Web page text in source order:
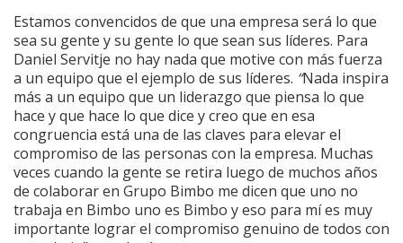
Estamos convencidos de que una empresa será lo que
sea su gente y su gente lo que sean sus líderes. Para
Daniel Servitje no hay nada que motive con más fuerza
a un equipo que el ejemplo de sus líderes. “Nada inspira
más a un equipo que un liderazgo que piensa lo que
hace y que hace lo que dice y creo que en esa
congruencia está una de las claves para elevar el
compromiso de las personas con la empresa. Muchas
veces cuando la gente se retira luego de muchos años
de colaborar en Grupo Bimbo me dicen que uno no
trabaja en Bimbo uno es Bimbo y eso para mí es muy
importante lograr el compromiso genuino de todos con